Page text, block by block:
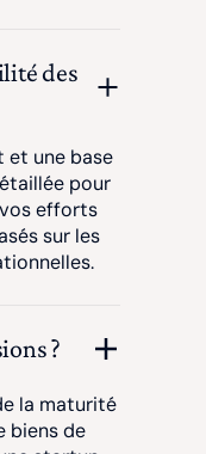
des
et une base
pour
efforts
sur les
?
la maturité
biens de